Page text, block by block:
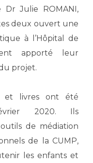
Dr Julie ROMANI,
deux ouvert une
à l’Hôpital de
apporté leur
projet.
et livres ont été
2020. Ils
de médiation
de la CUMP,
les enfants et